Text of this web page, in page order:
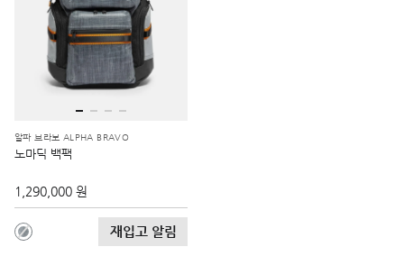
알파 브라보 ALPHA BRAVO
노마딕 백팩
1,290,000 원
재입고 알림